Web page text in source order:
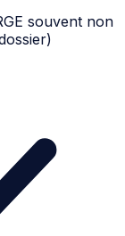
souvent non